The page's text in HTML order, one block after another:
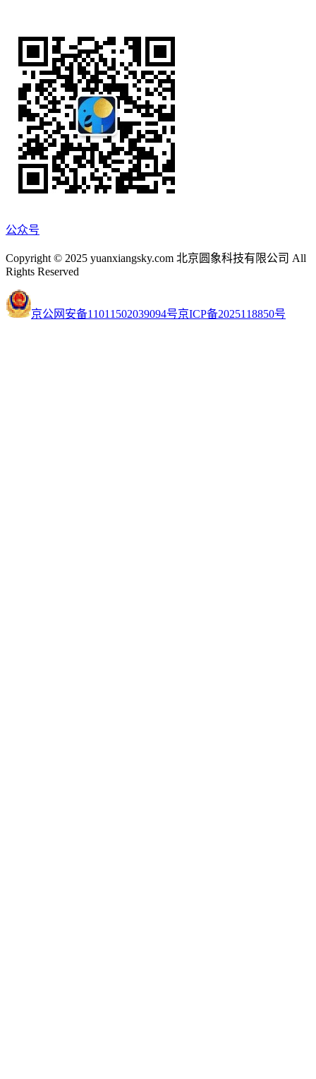
公众号
Copyright © 2025 yuanxiangsky.com 北京圆象科技有限公司 All
Rights Reserved
京公网安备11011502039094号京ICP备2025118850号